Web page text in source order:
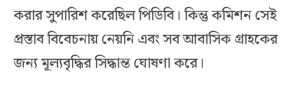
করার সুপারিশ করেছিল পিডিবি। কিন্তু কমিশন সেই
প্রস্তাব বিবেচনায় নেয়নি এবং সব আবাসিক গ্রাহকের
জন্য মূল্যবৃদ্ধির সিদ্ধান্ত ঘোষণা করে।